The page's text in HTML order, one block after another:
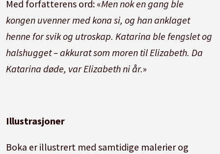
Med forfatterens ord: «Men nok en gang ble
kongen uvenner med kona si, og han anklaget
henne for svik og utroskap. Katarina ble fengslet og
halshugget – akkurat som moren til Elizabeth. Da
Katarina døde, var Elizabeth ni år.»
Illustrasjoner
Boka er illustrert med samtidige malerier og